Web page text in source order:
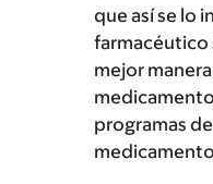
que así se lo
farmacéutico
mejor
programas